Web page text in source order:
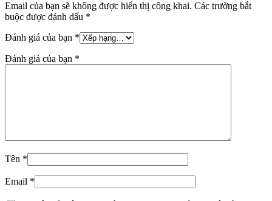
Email của bạn sẽ không được hiển thị công khai. Các trường bắt
buộc được đánh dấu *
Đánh giá của bạn *
Đánh giá của bạn *
Tên *
Email *